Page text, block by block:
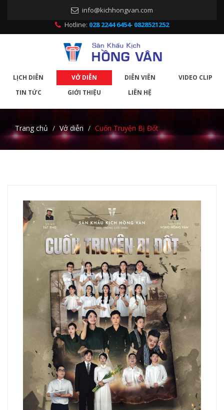
info@kichhongvan.com
Hotline: 028 2244 6454- 0828521252
LỊCH DIỄN VỞ DIỄN DIỄN VIÊN
VIDEO CLIP
TIN TỨC
GIỚI THIỆU LIÊN HỆ
Trang chủ Vở diễn Cuốn Truyện Bị Đốt